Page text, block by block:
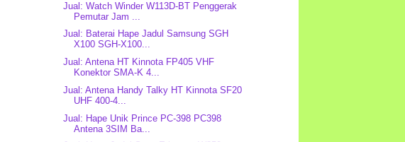
Jual: Watch Winder W113D-BT Penggerak
Pemutar Jam ...
Jual: Baterai Hape Jadul Samsung SGH
X100 SGH-X100...
Jual: Antena HT Kinnota FP405 VHF
Konektor SMA-K 4...
Jual: Antena Handy Talky HT Kinnota SF20
UHF 400-4...
Jual: Hape Unik Prince PC-398 PC398
Antena 3SIM Ba...